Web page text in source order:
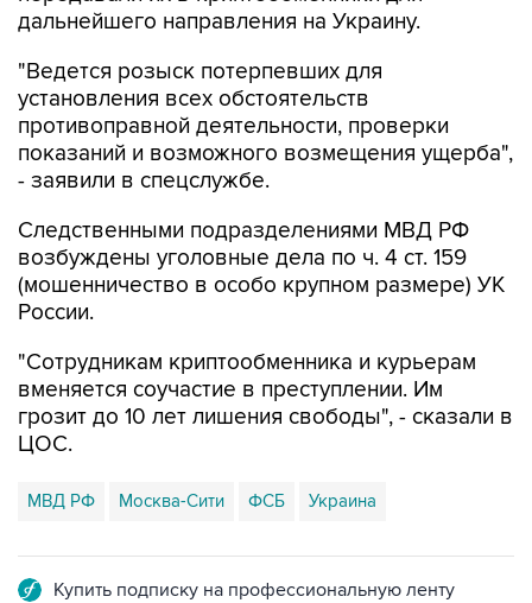
дальнейшего направления на Украину.
"Ведется розыск потерпевших для
установления всех обстоятельств
противоправной деятельности, проверки
показаний и возможного возмещения ущерба",
- заявили в спецслужбе.
Следственными подразделениями МВД РФ
возбуждены уголовные дела по ч. 4 ст. 159
(мошенничество в особо крупном размере) УК
России.
"Сотрудникам криптообменника и курьерам
вменяется соучастие в преступлении. Им
грозит до 10 лет лишения свободы", - сказали в
ЦОС.
МВД РФ Москва-Сити ФСБ Украина
Купить подписку на профессиональную ленту